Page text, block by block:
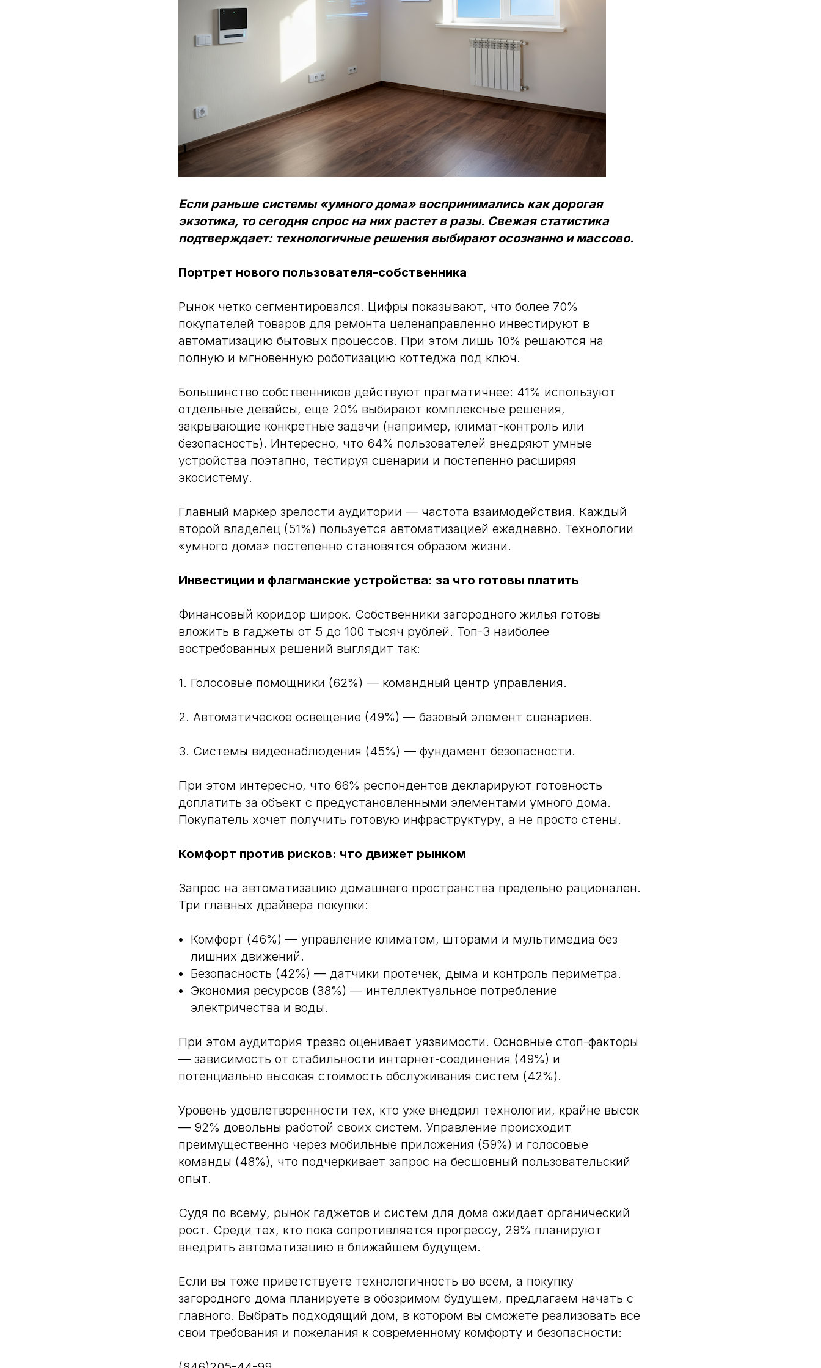
Если раньше системы «умного дома» воспринимались как дорогая
экзотика, то сегодня спрос на них растет в разы. Свежая статистика
подтверждает: технологичные решения выбирают осознанно и массово.
Портрет нового пользователя-собственника
Рынок четко сегментировался. Цифры показывают, что более 70%
покупателей товаров для ремонта целенаправленно инвестируют в
автоматизацию бытовых процессов. При этом лишь 10% решаются на
полную и мгновенную роботизацию коттеджа под ключ.
Большинство собственников действуют прагматичнее: 41% используют
отдельные девайсы, еще 20% выбирают комплексные решения,
закрывающие конкретные задачи (например, климат-контроль или
безопасность). Интересно, что 64% пользователей внедряют умные
устройства поэтапно, тестируя сценарии и постепенно расширяя
экосистему.
Главный маркер зрелости аудитории — частота взаимодействия. Каждый
второй владелец (51%) пользуется автоматизацией ежедневно. Технологии
«умного дома» постепенно становятся образом жизни.
Инвестиции и флагманские устройства: за что готовы платить
Финансовый коридор широк. Собственники загородного жилья готовы
вложить в гаджеты от 5 до 100 тысяч рублей. Топ-3 наиболее
востребованных решений выглядит так:
1. Голосовые помощники (62%) — командный центр управления.
2. Автоматическое освещение (49%) — базовый элемент сценариев.
3. Системы видеонаблюдения (45%) — фундамент безопасности.
При этом интересно, что 66% респондентов декларируют готовность
доплатить за объект с предустановленными элементами умного дома.
Покупатель хочет получить готовую инфраструктуру, а не просто стены.
Комфорт против рисков: что движет рынком
Запрос на автоматизацию домашнего пространства предельно рационален.
Три главных драйвера покупки:
Комфорт (46%) — управление климатом, шторами и мультимедиа без
лишних движений.
Безопасность (42%) — датчики протечек, дыма и контроль периметра.
Экономия ресурсов (38%) — интеллектуальное потребление
электричества и воды.
При этом аудитория трезво оценивает уязвимости. Основные стоп-факторы
— зависимость от стабильности интернет-соединения (49%) и
потенциально высокая стоимость обслуживания систем (42%).
Уровень удовлетворенности тех, кто уже внедрил технологии, крайне высок
— 92% довольны работой своих систем. Управление происходит
преимущественно через мобильные приложения (59%) и голосовые
команды (48%), что подчеркивает запрос на бесшовный пользовательский
опыт.
Судя по всему, рынок гаджетов и систем для дома ожидает органический
рост. Среди тех, кто пока сопротивляется прогрессу, 29% планируют
внедрить автоматизацию в ближайшем будущем.
Если вы тоже приветствуете технологичность во всем, а покупку
загородного дома планируете в обозримом будущем, предлагаем начать с
главного. Выбрать подходящий дом, в котором вы сможете реализовать все
свои требования и пожелания к современному комфорту и безопасности: